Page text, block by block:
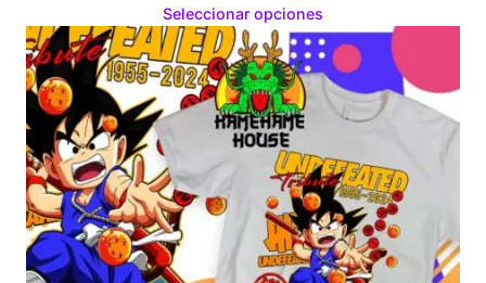
range:
$160.00
through
$280.00
Seleccionar opciones